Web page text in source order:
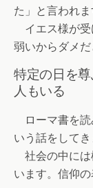
た」と言われま
イエス様が受
弱いからダメだ
特定の日を
人もいる
ローマ書を読
いう話をしてき
社会の中には
います。信仰の